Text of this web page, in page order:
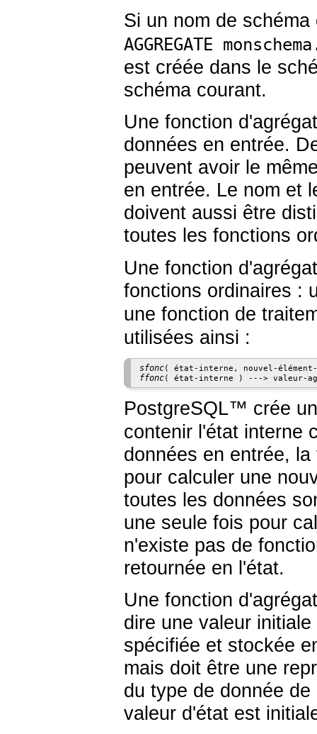
Si un nom de
AGGREGATE
est créée dans le
schéma courant.
Une fonction
données en entrée.
peuvent avoir le
en entrée. Le nom et
doivent aussi être
toutes les fonctions
Une fonction
fonctions ordinaires :
une fonction de
utilisées ainsi :
sfonc
ffonc
PostgreSQL™ crée
contenir l'état interne
données en entrée,
pour calculer une
toutes les données
une seule fois pour
n'existe pas de
retournée en l'état.
Une fonction
dire une valeur
spécifiée et stockée
mais doit être une
du type de donnée
valeur d'état est